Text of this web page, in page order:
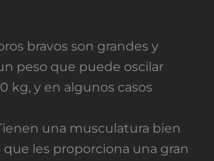
bravos son grandes y
peso que puede oscilar
kg, y en algunos casos
una musculatura bien
que les proporciona una gran